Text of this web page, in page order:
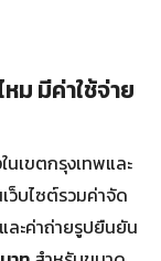
ม มีค่าใช้จ่าย
เขตกรุงเทพและ
ว็บไซต์รวมค่าจัด
ละค่าถ่ายรูปยืนยัน